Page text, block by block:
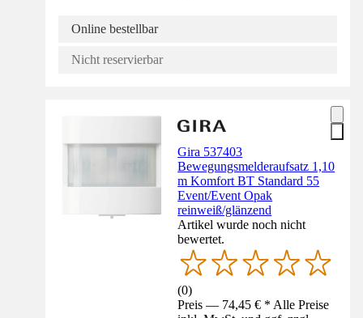
Online bestellbar
Nicht reservierbar
Gira 537403
Bewegungsmelderaufsatz 1,10
m Komfort BT Standard 55
Event/Event Opak
reinweiß/glänzend
Artikel wurde noch nicht
bewertet.
(0)
Preis — 74,45 € * Alle Preise